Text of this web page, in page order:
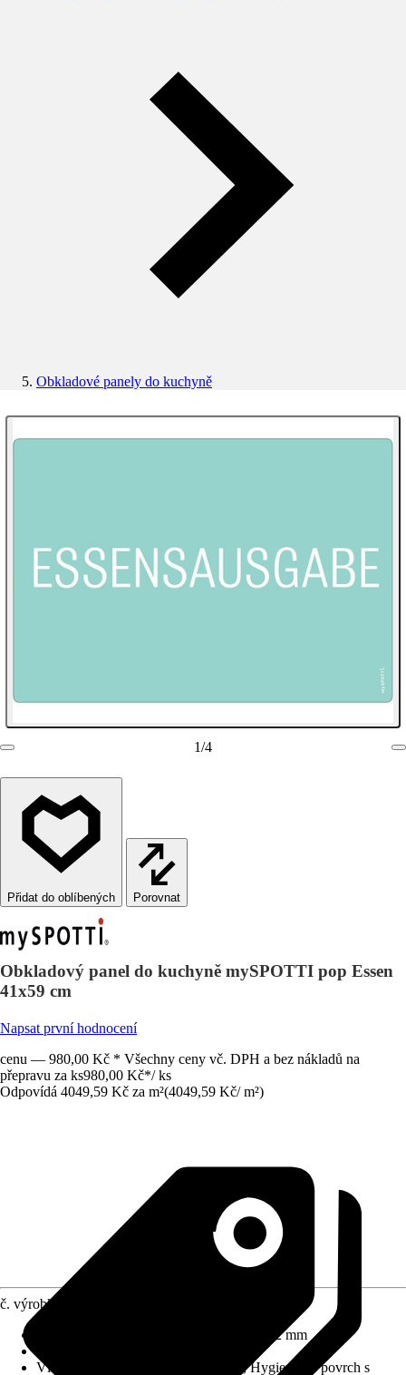
Obkladové panely do kuchyně
1/4
Porovnat
Obkladový panel do kuchyně mySPOTTI pop Essen
41x59 cm
Napsat první hodnocení
cenu — 980,00 Kč * Všechny ceny vč. DPH a bez nákladů na
přepravu za ks980,00 Kč*/ ks
Odpovídá 4049,59 Kč za m²(4049,59 Kč/ m²)
č. výrobku
590 mm x 410 mm x 2 mm
Vlastnosti
Beze spár = méně čištění, Hygienický povrch s